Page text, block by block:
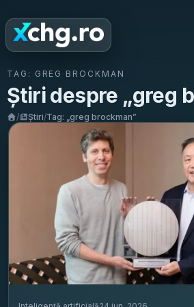
TAG: GREG BROCKMAN
Știri despre „greg
/ Știri/Tag: „greg brockman”